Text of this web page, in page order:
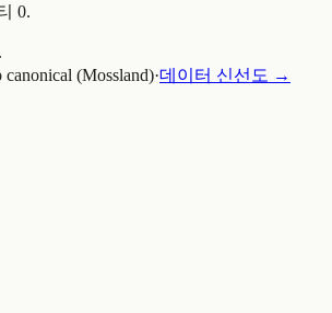
0.
canonical (Mossland)·데이터 신선도 →